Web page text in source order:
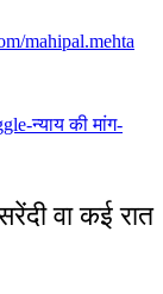
mahipal.mehta
न्याय की मांग-
वा कई रात